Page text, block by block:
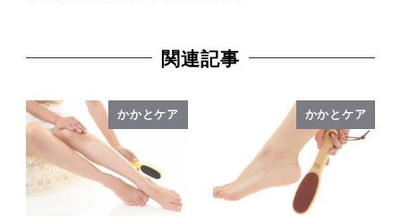
関連記事
かかとケア かかとケア